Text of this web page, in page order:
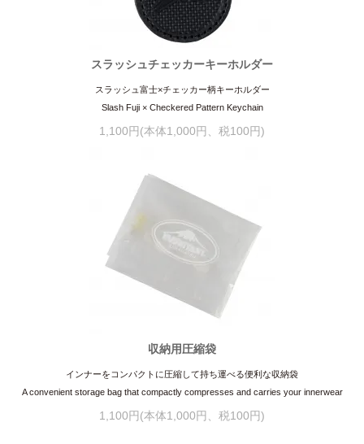
スラッシュチェッカーキーホルダー
スラッシュ富士×チェッカー柄キーホルダー
Slash Fuji × Checkered Pattern Keychain
1,100円(本体1,000円、税100円)
収納用圧縮袋
インナーをコンパクトに圧縮して持ち運べる便利な収納袋
A convenient storage bag that compactly compresses and carries your innerwear
1,100円(本体1,000円、税100円)